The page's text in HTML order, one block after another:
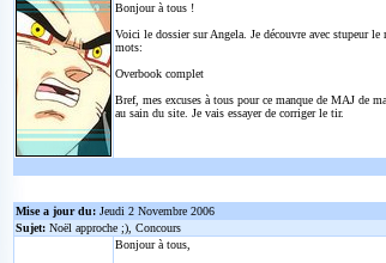
Bonjour à tous !
Voici le dossier sur Angela. Je découvre avec stupeur
mots:
Overbook complet
Bref, mes excuses à tous pour ce manque de MAJ de
au sain du site. Je vais essayer de corriger le tir.
Mise a jour du: Jeudi 2 Novembre 2006
Sujet: Noël approche ;), Concours
Bonjour à tous,